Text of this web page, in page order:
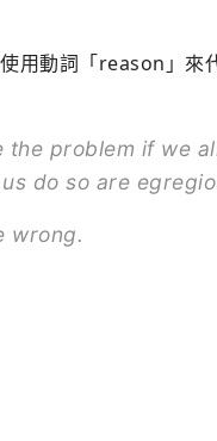
用動詞「reason」來
the problem if we
do so are
wrong.